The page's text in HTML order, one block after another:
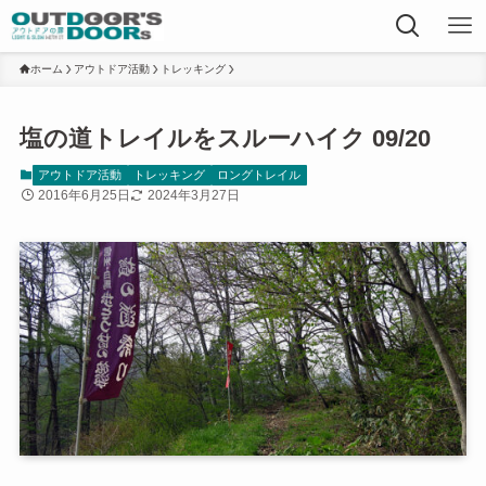
ホーム アウトドア活動 トレッキング
塩の道トレイルをスルーハイク 09/20
アウトドア活動 トレッキング ロングトレイル
2016年6月25日 2024年3月27日